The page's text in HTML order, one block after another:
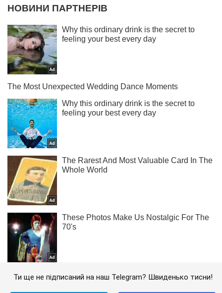
Ти ще не підписаний на наш Telegram? Швиденько тисни!